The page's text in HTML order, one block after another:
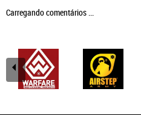
Carregando comentários ...